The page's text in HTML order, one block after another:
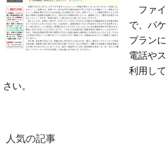
ファ
で、パ
プラン
電話や
利用し
さい。
人気の記事